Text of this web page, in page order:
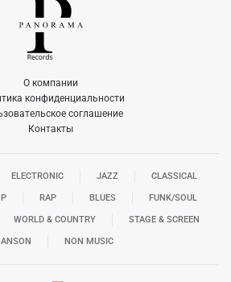
О компании
конфиденциальности
соглашение
Контакты
ELECTRONIC JAZZ CLASSICAL
RAP BLUES FUNK/SOUL
WORLD & COUNTRY STAGE & SCREEN
NON MUSIC